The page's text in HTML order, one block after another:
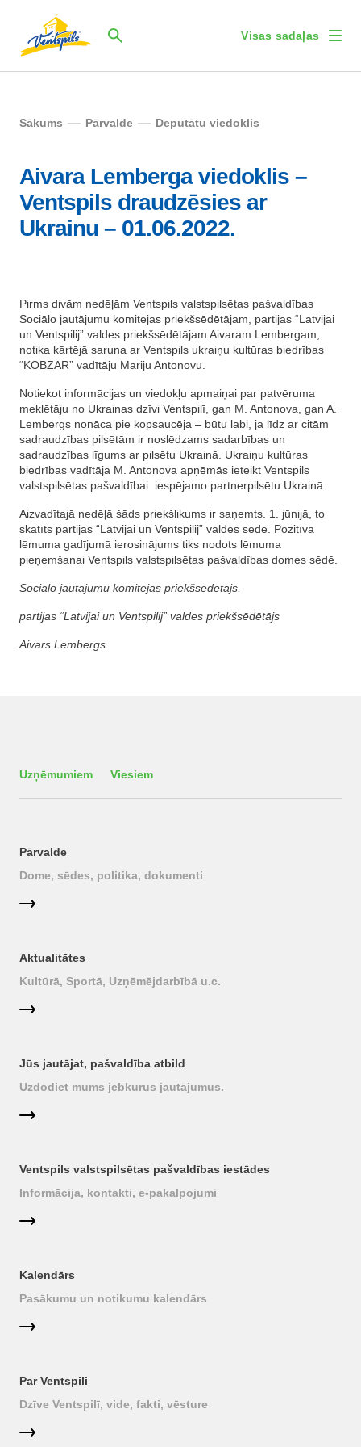
Visas sadaļas
Sākums Pārvalde Deputātu viedoklis
Aivara Lemberga viedoklis –
Ventspils draudzēsies ar
Ukrainu – 01.06.2022.
Pirms divām nedēļām Ventspils valstspilsētas pašvaldības
Sociālo jautājumu komitejas priekšsēdētājam, partijas “Latvijai
un Ventspilij” valdes priekšsēdētājam Aivaram Lembergam,
notika kārtējā saruna ar Ventspils ukraiņu kultūras biedrības
“KOBZAR” vadītāju Mariju Antonovu.
Notiekot informācijas un viedokļu apmaiņai par patvēruma
meklētāju no Ukrainas dzīvi Ventspilī, gan M. Antonova, gan A.
Lembergs nonāca pie kopsaucēja – būtu labi, ja līdz ar citām
sadraudzības pilsētām ir noslēdzams sadarbības un
sadraudzības līgums ar pilsētu Ukrainā. Ukraiņu kultūras
biedrības vadītāja M. Antonova apņēmās ieteikt Ventspils
valstspilsētas pašvaldībai iespējamo partnerpilsētu Ukrainā.
Aizvadītajā nedēļā šāds priekšlikums ir saņemts. 1. jūnijā, to
skatīts partijas “Latvijai un Ventspilij” valdes sēdē. Pozitīva
lēmuma gadījumā ierosinājums tiks nodots lēmuma
pieņemšanai Ventspils valstspilsētas pašvaldības domes sēdē.
Sociālo jautājumu komitejas priekšsēdētājs,
partijas “Latvijai un Ventspilij” valdes priekšsēdētājs
Aivars Lembergs
Uzņēmumiem Viesiem
Pārvalde
Dome, sēdes, politika, dokumenti
Aktualitātes
Kultūrā, Sportā, Uzņēmējdarbībā u.c.
Jūs jautājat, pašvaldība atbild
Uzdodiet mums jebkurus jautājumus.
Ventspils valstspilsētas pašvaldības iestādes
Informācija, kontakti, e-pakalpojumi
Kalendārs
Pasākumu un notikumu kalendārs
Par Ventspili
Dzīve Ventspilī, vide, fakti, vēsture